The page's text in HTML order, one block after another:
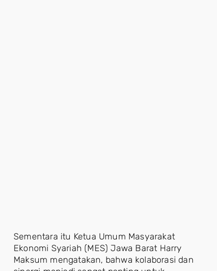
Sementara itu Ketua Umum Masyarakat
Ekonomi Syariah (MES) Jawa Barat Harry
Maksum mengatakan, bahwa kolaborasi dan